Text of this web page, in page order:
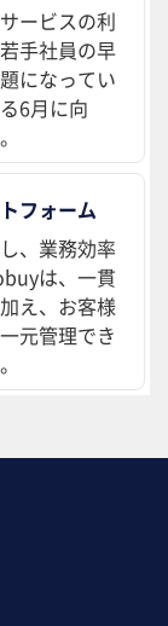
ービスの利
手社員の早
になってい
6月に向
フォーム
、業務効率
は、一貫
え、お客様
元管理でき